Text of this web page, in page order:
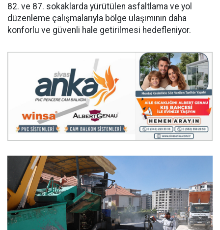
82. ve 87. sokaklarda yürütülen asfaltlama ve yol
düzenleme çalışmalarıyla bölge ulaşımının daha
konforlu ve güvenli hale getirilmesi hedefleniyor.